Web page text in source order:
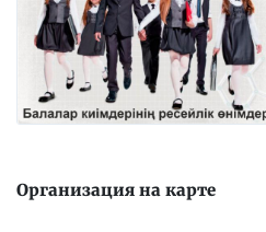
Организация на карте